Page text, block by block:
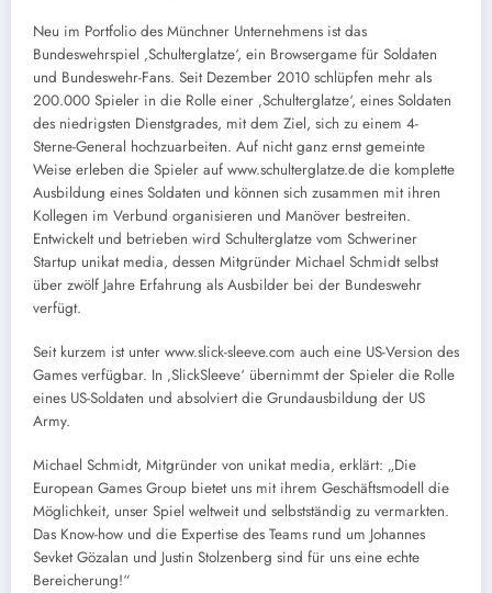
Neu im Portfolio des Münchner Unternehmens ist das
Bundeswehrspiel ‚Schulterglatze‘, ein Browsergame für Soldaten
und Bundeswehr-Fans. Seit Dezember 2010 schlüpfen mehr als
200.000 Spieler in die Rolle einer ‚Schulterglatze‘, eines Soldaten
des niedrigsten Dienstgrades, mit dem Ziel, sich zu einem 4-
Sterne-General hochzuarbeiten. Auf nicht ganz ernst gemeinte
Weise erleben die Spieler auf www.schulterglatze.de die komplette
Ausbildung eines Soldaten und können sich zusammen mit ihren
Kollegen im Verbund organisieren und Manöver bestreiten.
Entwickelt und betrieben wird Schulterglatze vom Schweriner
Startup unikat media, dessen Mitgründer Michael Schmidt selbst
über zwölf Jahre Erfahrung als Ausbilder bei der Bundeswehr
verfügt.
Seit kurzem ist unter www.slick-sleeve.com auch eine US-Version des
Games verfügbar. In ‚SlickSleeve‘ übernimmt der Spieler die Rolle
eines US-Soldaten und absolviert die Grundausbildung der US
Army.
Michael Schmidt, Mitgründer von unikat media, erklärt: „Die
European Games Group bietet uns mit ihrem Geschäftsmodell die
Möglichkeit, unser Spiel weltweit und selbstständig zu vermarkten.
Das Know-how und die Expertise des Teams rund um Johannes
Sevket Gözalan und Justin Stolzenberg sind für uns eine echte
Bereicherung!“